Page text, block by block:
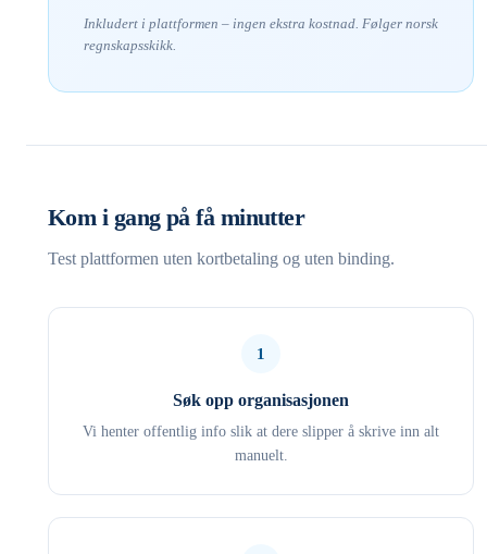
Inkludert i plattformen – ingen ekstra kostnad. Følger norsk
regnskapsskikk.
Kom i gang på få minutter
Test plattformen uten kortbetaling og uten binding.
1
Søk opp organisasjonen
Vi henter offentlig info slik at dere slipper å skrive inn alt
manuelt.